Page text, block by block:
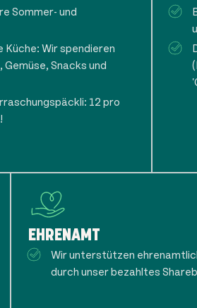
Sommer- und
Wir spendieren
Snacks und
12 pro
EHRENAMT
Wir unterstützen
durch unser bezahltes